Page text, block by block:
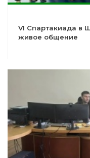
VI Спартакиада в
живое общение